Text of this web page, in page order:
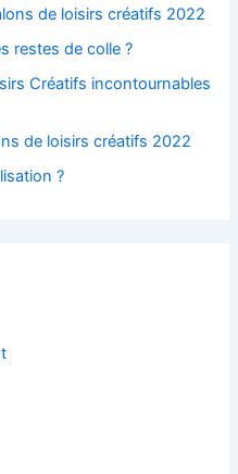
de loisirs créatifs 2022
restes de colle ?
Créatifs incontournables
de loisirs créatifs 2022
?